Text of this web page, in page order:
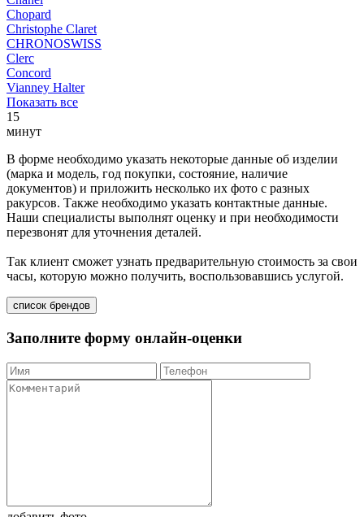
Chopard
Christophe Claret
CHRONOSWISS
Clerc
Concord
Vianney Halter
Показать все
15
минут
В форме необходимо указать некоторые данные об изделии
(марка и модель, год покупки, состояние, наличие
документов) и приложить несколько их фото с разных
ракурсов. Также необходимо указать контактные данные.
Наши специалисты выполнят оценку и при необходимости
перезвонят для уточнения деталей.
Так клиент сможет узнать предварительную стоимость за свои
часы, которую можно получить, воспользовавшись услугой.
список брендов
Заполните форму онлайн-оценки